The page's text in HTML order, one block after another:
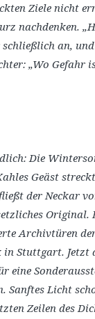
Ziele nicht
nachdenken.
schließlich an,
„Wo Gefahr
Die
Geäst
der Neckar
Original.
Archivtüren
Stuttgart. Jetzt
eine
Sanftes Licht
Zeilen des